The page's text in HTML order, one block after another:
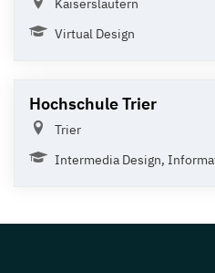
Kaiserslautern
Virtual Design
Hochschule Trier
Trier
Intermedia Design,